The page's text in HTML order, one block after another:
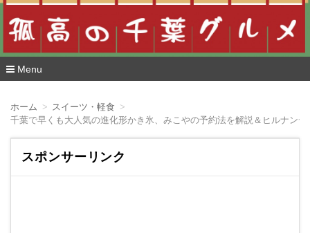
Menu
ホーム スイーツ・軽食
スポンサーリンク